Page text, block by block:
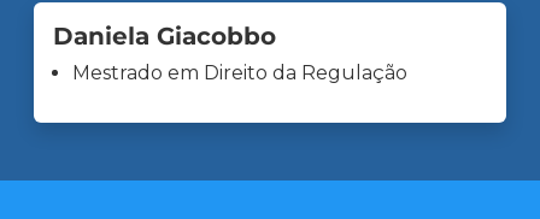
Daniela Giacobbo
Mestrado em Direito da Regulação